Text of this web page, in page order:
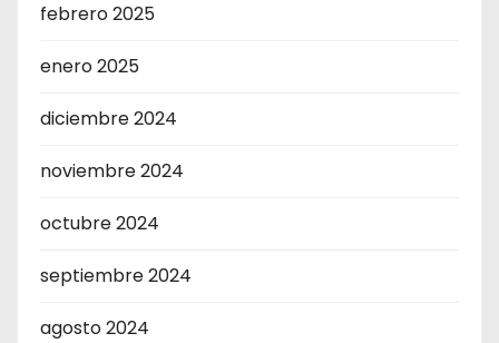
febrero 2025
enero 2025
diciembre 2024
noviembre 2024
octubre 2024
septiembre 2024
agosto 2024